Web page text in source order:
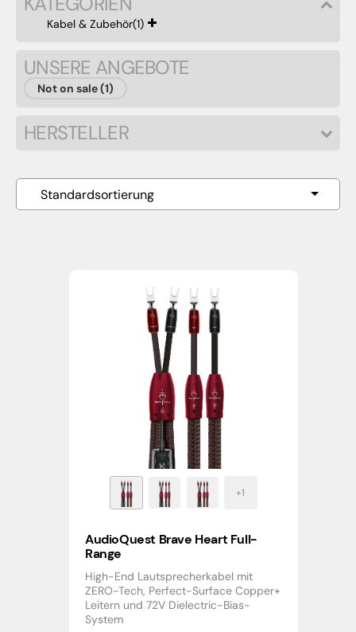
Kabel & Zubehör(1)
UNSERE ANGEBOTE
Not on sale (1)
HERSTELLER
AudioQuest Brave Heart Full-
Range
High-End Lautsprecherkabel mit
ZERO-Tech, Perfect-Surface Copper+
Leitern und 72V Dielectric-Bias-
System